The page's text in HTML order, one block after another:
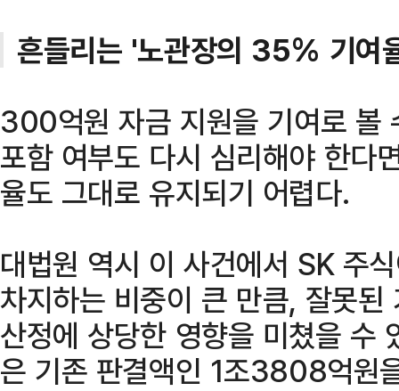
흔들리는 '노관장의 35% 기여
300억원 자금 지원을 기여로 볼
포함 여부도 다시 심리해야 한
율도 그대로 유지되기 어렵다.
대법원 역시 이 사건에서 SK 주
차지하는 비중이 큰 만큼, 잘못
산정에 상당한 영향을 미쳤을 수
은 기존 판결액인 1조3808억원